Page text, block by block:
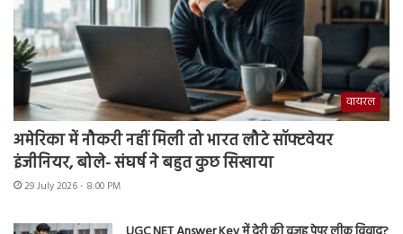
वायरल
अमेरिका में नौकरी नहीं मिली तो भारत लौटे सॉफ्टवेयर
इंजीनियर, बोले- संघर्ष ने बहुत कुछ सिखाया
29 July 2026 - 8:00 PM